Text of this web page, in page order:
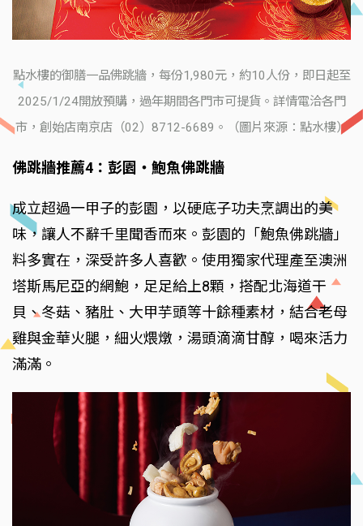
點水樓的御膳一品佛跳牆，每份1,980元，約10人份，即日起至
2025/1/24開放預購，過年期間各門市可提貨。詳情電洽各門
市，創始店南京店（02）8712-6689。（圖片來源：點水樓）
佛跳牆推薦4：彭園‧鮑魚佛跳牆
成立超過一甲子的彭園，以硬底子功夫烹調出的美
味，讓人不辭千里聞香而來。彭園的「鮑魚佛跳牆」
料多實在，深受許多人喜歡。使用獨家代理產至澳洲
塔斯馬尼亞的網鮑，足足給上8顆，搭配北海道干
貝、冬菇、豬肚、大甲芋頭等十餘種素材，結合老母
雞與金華火腿，細火煨燉，湯頭滴滴甘醇，喝來活力
滿滿。